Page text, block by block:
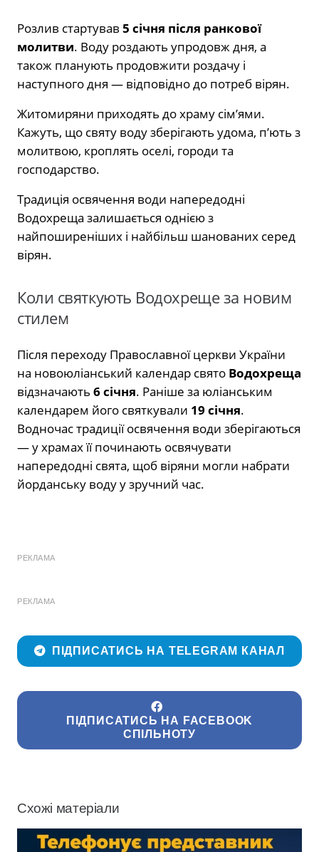
Розлив стартував 5 січня після ранкової
молитви. Воду роздають упродовж дня, а
також планують продовжити роздачу і
наступного дня — відповідно до потреб вірян.
Житомиряни приходять до храму сім’ями.
Кажуть, що святу воду зберігають удома, п’ють з
молитвою, кроплять оселі, городи та
господарство.
Традиція освячення води напередодні
Водохреща залишається однією з
найпоширеніших і найбільш шанованих серед
вірян.
Коли святкують Водохреще за новим
стилем
Після переходу Православної церкви України
на новоюліанський календар свято Водохреща
відзначають 6 січня. Раніше за юліанським
календарем його святкували 19 січня.
Водночас традиції освячення води зберігаються
— у храмах її починають освячувати
напередодні свята, щоб віряни могли набрати
йорданську воду у зручний час.
РЕКЛАМА
РЕКЛАМА
ПІДПИСАТИСЬ НА TELEGRAM КАНАЛ
ПІДПИСАТИСЬ НА FACEBOOK
СПІЛЬНОТУ
Схожі матеріали